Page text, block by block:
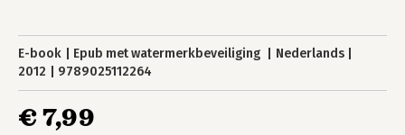
E-book Epub met watermerkbeveiliging
Nederlands
2012
9789025112264
€ 7,99